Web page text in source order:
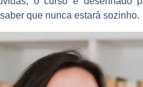
que nunca estará sozinho.